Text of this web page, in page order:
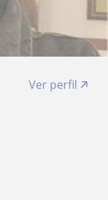
Ver perfil